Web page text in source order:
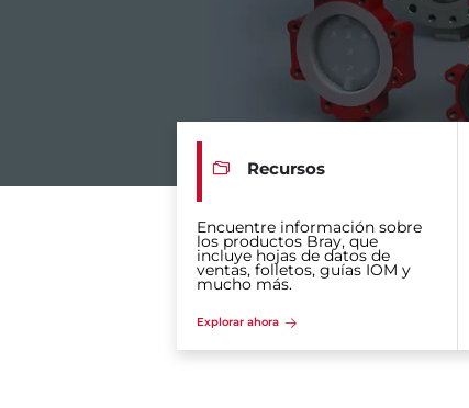
Recursos
Encuentre información sobre
los productos Bray, que
incluye hojas de datos de
ventas, folletos, guías IOM y
mucho más.
Explorar ahora